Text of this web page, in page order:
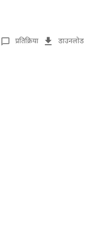
प्रतिक्रिया डाउनलोड